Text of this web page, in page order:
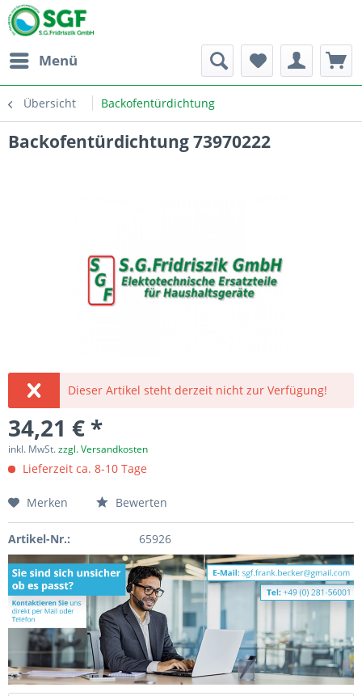
Menü
Übersicht Backofentürdichtung
Backofentürdichtung 73970222
Dieser Artikel steht derzeit nicht zur Verfügung!
34,21 € *
inkl. MwSt.zzgl. Versandkosten
Lieferzeit ca. 8-10 Tage
Merken Bewerten
Artikel-Nr.: 65926